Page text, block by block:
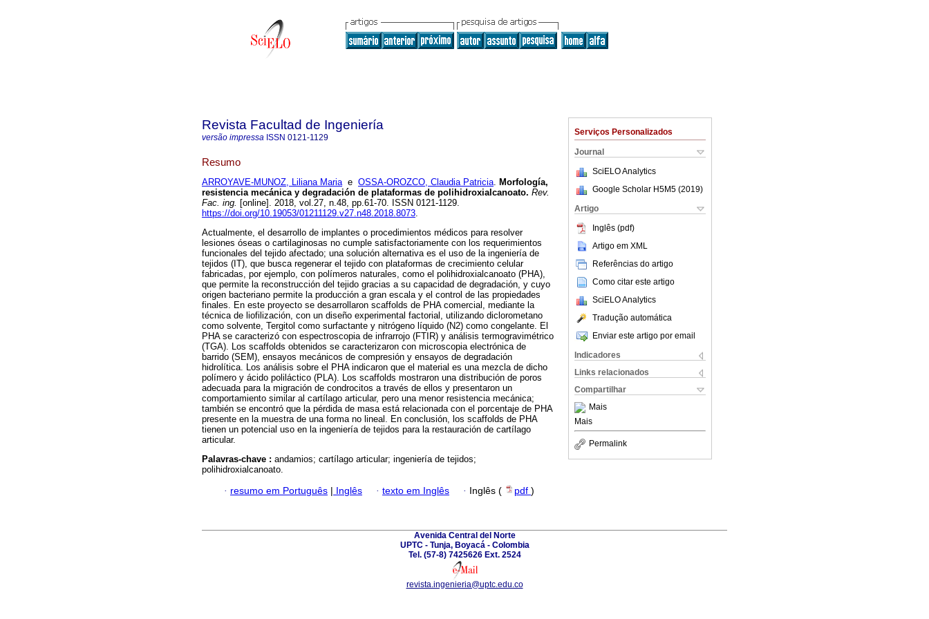
Serviços Personalizados
Journal
SciELO Analytics
Google Scholar H5M5 (2019)
Artigo
Inglês (pdf)
Artigo em XML
Referências do artigo
Como citar este artigo
SciELO Analytics
Tradução automática
Enviar este artigo por email
Indicadores
Links relacionados
Compartilhar
Mais
Mais
Permalink
Revista Facultad de Ingeniería
versão impressa ISSN 0121-1129
Resumo
ARROYAVE-MUNOZ, Liliana Mariae OSSA-OROZCO, Claudia Patricia. Morfología,
resistencia mecánica y degradación de plataformas de polihidroxialcanoato. Rev.
Fac. ing. [online]. 2018, vol.27, n.48, pp.61-70. ISSN 0121-1129.
https://doi.org/10.19053/01211129.v27.n48.2018.8073.
Actualmente, el desarrollo de implantes o procedimientos médicos para resolver
lesiones óseas o cartilaginosas no cumple satisfactoriamente con los requerimientos
funcionales del tejido afectado; una solución alternativa es el uso de la ingeniería de
tejidos (IT), que busca regenerar el tejido con plataformas de crecimiento celular
fabricadas, por ejemplo, con polímeros naturales, como el polihidroxialcanoato (PHA),
que permite la reconstrucción del tejido gracias a su capacidad de degradación, y cuyo
origen bacteriano permite la producción a gran escala y el control de las propiedades
finales. En este proyecto se desarrollaron scaffolds de PHA comercial, mediante la
técnica de liofilización, con un diseño experimental factorial, utilizando diclorometano
como solvente, Tergitol como surfactante y nitrógeno líquido (N2) como congelante. El
PHA se caracterizó con espectroscopia de infrarrojo (FTIR) y análisis termogravimétrico
(TGA). Los scaffolds obtenidos se caracterizaron con microscopia electrónica de
barrido (SEM), ensayos mecánicos de compresión y ensayos de degradación
hidrolítica. Los análisis sobre el PHA indicaron que el material es una mezcla de dicho
polímero y ácido poliláctico (PLA). Los scaffolds mostraron una distribución de poros
adecuada para la migración de condrocitos a través de ellos y presentaron un
comportamiento similar al cartílago articular, pero una menor resistencia mecánica;
también se encontró que la pérdida de masa está relacionada con el porcentaje de PHA
presente en la muestra de una forma no lineal. En conclusión, los scaffolds de PHA
tienen un potencial uso en la ingeniería de tejidos para la restauración de cartílago
articular.
Palavras-chave : andamios; cartílago articular; ingeniería de tejidos;
polihidroxialcanoato.
· resumo em Português | Inglês · texto em Inglês · Inglês ( pdf )
Avenida Central del Norte
UPTC - Tunja, Boyacá - Colombia
Tel. (57-8) 7425626 Ext. 2524
revista.ingenieria@uptc.edu.co